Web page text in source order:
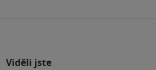
Viděli jste